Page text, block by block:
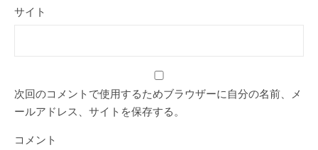
サイト
次回のコメントで使用するためブラウザーに自分の名前、メ
ールアドレス、サイトを保存する。
コメント